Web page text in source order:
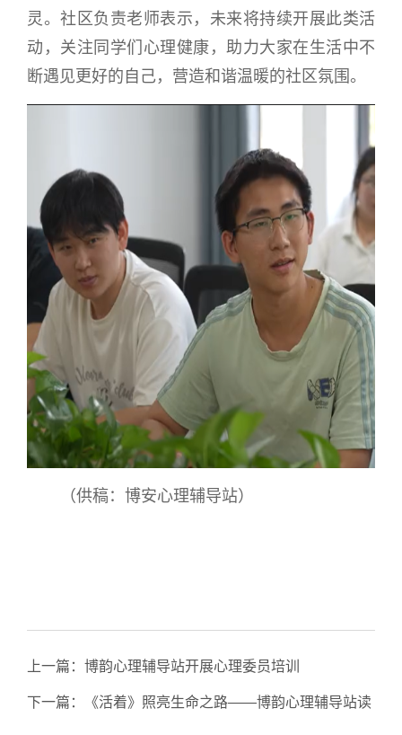
灵。社区负责老师表示，未来将持续开展此类活
动，关注同学们心理健康，助力大家在生活中不
断遇见更好的自己，营造和谐温暖的社区氛围。
（供稿：博安心理辅导站）
上一篇： 博韵心理辅导站开展心理委员培训
下一篇： 《活着》照亮生命之路——博韵心理辅导站读